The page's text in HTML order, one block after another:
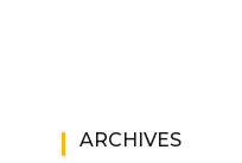
ARCHIVES